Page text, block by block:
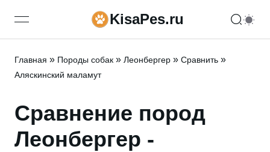
open navigation menuKisaPes.ru
Главная » Породы собак » Леонбергер » Сравнить »
Аляскинский маламут
Сравнение пород
Леонбергер -